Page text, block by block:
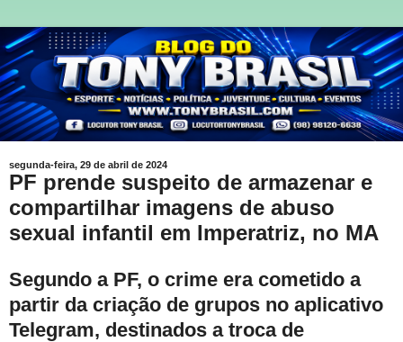
segunda-feira, 29 de abril de 2024
PF prende suspeito de armazenar e
compartilhar imagens de abuso
sexual infantil em Imperatriz, no MA
Segundo a PF, o crime era cometido a
partir da criação de grupos no aplicativo
Telegram, destinados a troca de